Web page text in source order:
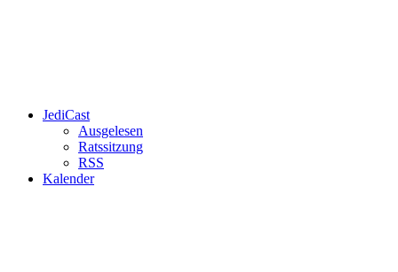
JediCast
Ausgelesen
Ratssitzung
RSS
Kalender